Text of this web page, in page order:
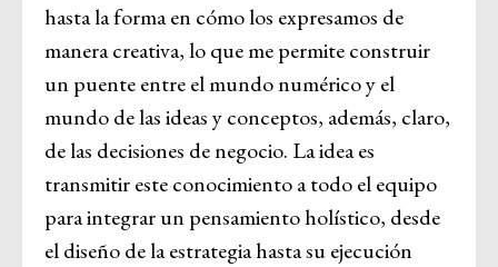
hasta la forma en cómo los expresamos de
manera creativa, lo que me permite construir
un puente entre el mundo numérico y el
mundo de las ideas y conceptos, además, claro,
de las decisiones de negocio. La idea es
transmitir este conocimiento a todo el equipo
para integrar un pensamiento holístico, desde
el diseño de la estrategia hasta su ejecución